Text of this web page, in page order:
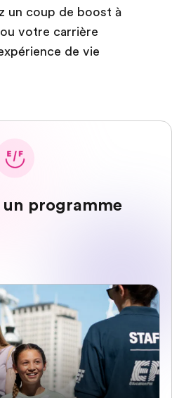
un coup de boost à
votre carrière
de vie
un programme